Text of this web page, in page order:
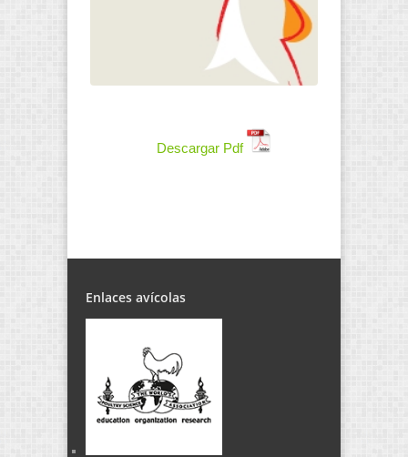
Descargar Pdf
Enlaces avícolas